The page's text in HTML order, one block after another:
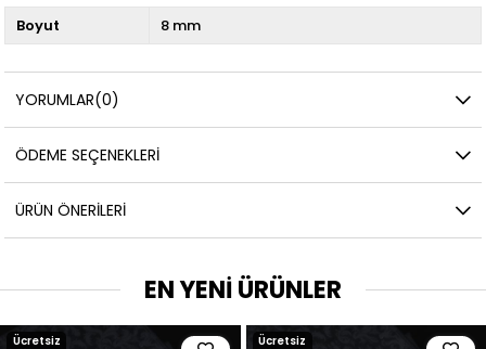
Boyut 8 mm
YORUMLAR(0)
ÖDEME SEÇENEKLERI
ÜRÜN ÖNERILERI
EN YENİ ÜRÜNLER
Ücretsiz Ücretsiz